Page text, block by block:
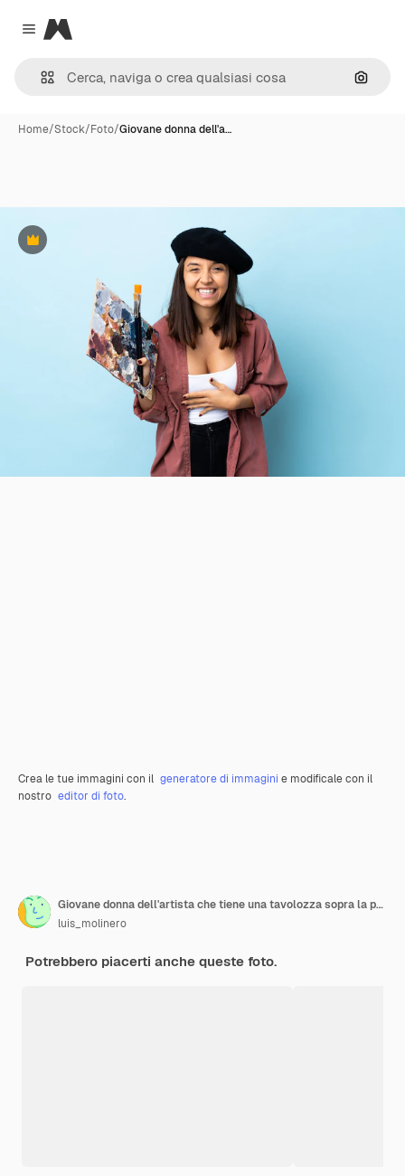
Close menu
Magnific
Cerca
Home/Stock/Foto/Giovane donna dell'a…
Premium
Crea le tue immagini con il generatore di immagini e modificale con il
nostro editor di foto.
Giovane donna dell'artista che tiene una tavolozza sopra la parete blu che sorride molto
luis_molinero
Potrebbero piacerti anche queste foto.